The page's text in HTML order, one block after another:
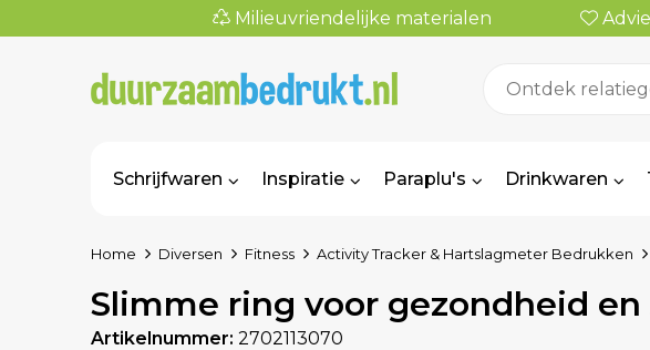
Milieuvriendelijke materialen
Schrijfwaren Inspiratie Paraplu's Drinkwaren
Home Diversen Fitness Activity Tracker & Hartslagmeter Bedrukken
Slimme ring voor gezondheid
Artikelnummer: 2702113070